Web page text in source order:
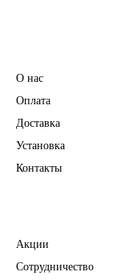
О нас
Оплата
Доставка
Установка
Контакты
Акции
Сотрудничество